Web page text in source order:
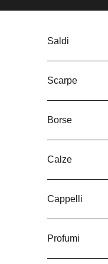
Saldi
Scarpe
Borse
Calze
Cappelli
Profumi